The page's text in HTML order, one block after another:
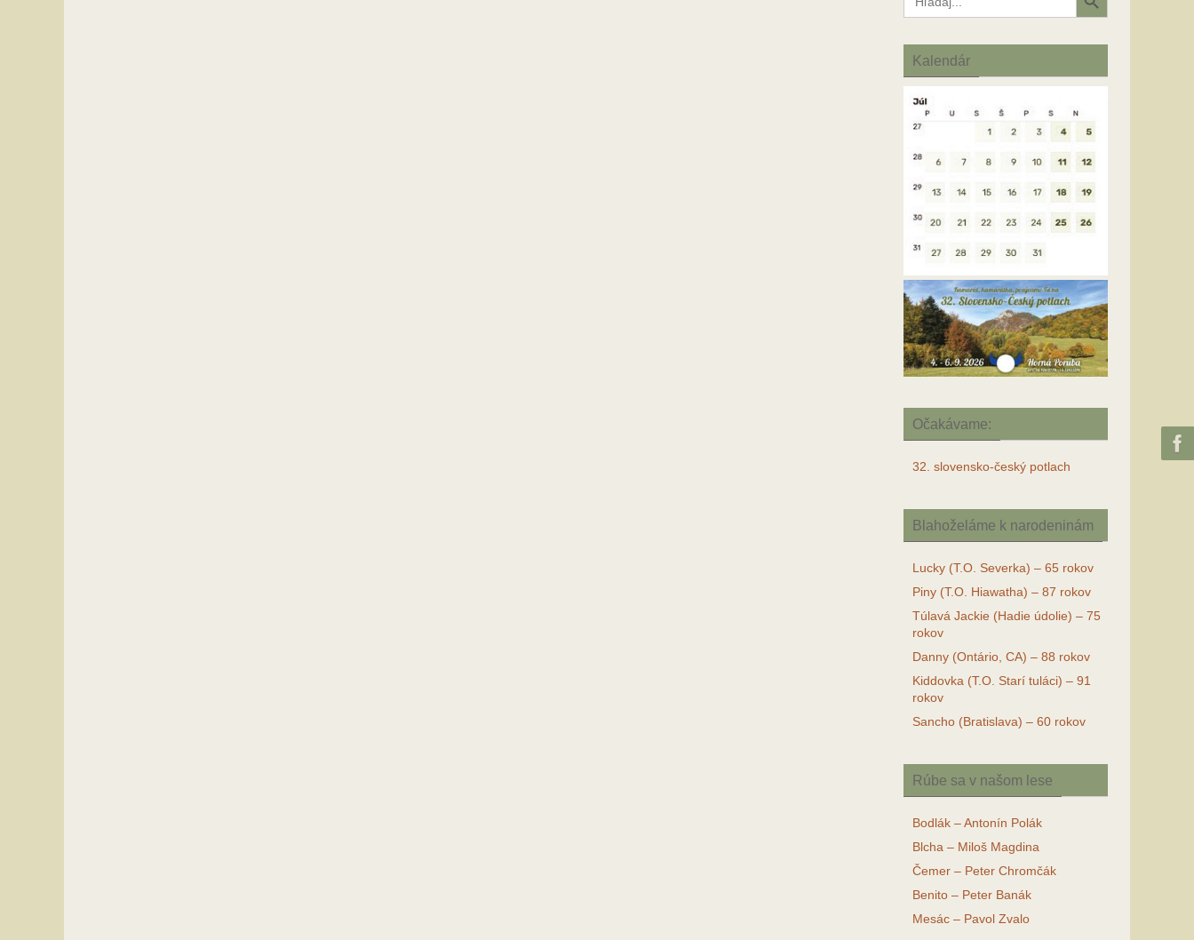
for:
Kalendár
Očakávame:
32. slovensko-český potlach
Blahoželáme k narodeninám
Lucky (T.O. Severka) – 65 rokov
Piny (T.O. Hiawatha) – 87 rokov
Túlavá Jackie (Hadie údolie) – 75
rokov
Danny (Ontário, CA) – 88 rokov
Kiddovka (T.O. Starí tuláci) – 91
rokov
Sancho (Bratislava) – 60 rokov
Rúbe sa v našom lese
Bodlák – Antonín Polák
Blcha – Miloš Magdina
Čemer – Peter Chromčák
Benito – Peter Banák
Mesác – Pavol Zvalo